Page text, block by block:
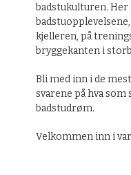
badstukulturen.
kjelleren, på
bryggekanten i
Bli med inn i de
svarene på hva
badstudrøm.
Velkommen inn i